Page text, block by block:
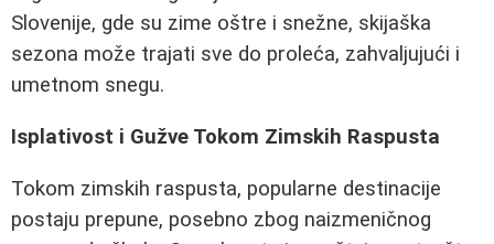
Slovenije, gde su zime oštre i snežne, skijaška
sezona može trajati sve do proleća, zahvaljujući i
umetnom snegu.
Isplativost i Gužve Tokom Zimskih Raspusta
Tokom zimskih raspusta, popularne destinacije
postaju prepune, posebno zbog naizmeničnog